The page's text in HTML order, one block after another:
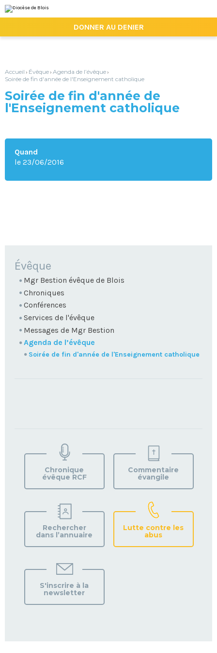
au
contenu.
la
personnels
DONNER AU DENIER
Accueil › Évêque› Agenda de l’évêque›
Soirée de fin d'année de l'Enseignement catholique
Soirée de fin d'année de
l'Enseignement catholique
Quand
le 23/06/2016
NAVIGATION
Évêque
Mgr Bestion évêque de Blois
Chroniques
Conférences
Services de l'évêque
Messages de Mgr Bestion
Agenda de l’évêque
Soirée de fin d'année de l'Enseignement catholique
VOTRE
PAROISSE
Chronique
évêque RCF
Commentaire
évangile
Rechercher
dans l’annuaire
Lutte contre les
abus
S'inscrire à la
newsletter